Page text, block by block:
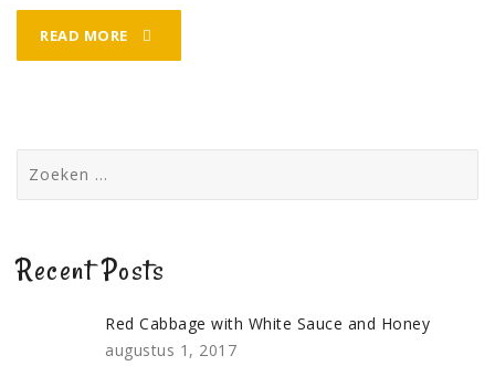
READ MORE
HABITANT
LIGULA
naar:
Recent Posts
Red Cabbage with White Sauce and Honey
augustus 1, 2017